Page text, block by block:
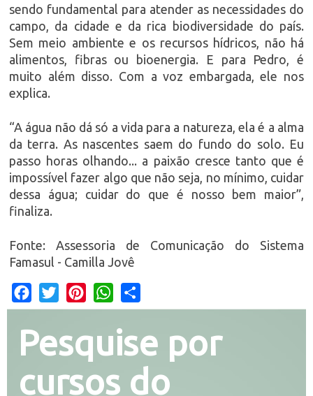
sendo fundamental para atender as necessidades do
campo, da cidade e da rica biodiversidade do país.
Sem meio ambiente e os recursos hídricos, não há
alimentos, fibras ou bioenergia. E para Pedro, é
muito além disso. Com a voz embargada, ele nos
explica.
“A água não dá só a vida para a natureza, ela é a alma
da terra. As nascentes saem do fundo do solo. Eu
passo horas olhando... a paixão cresce tanto que é
impossível fazer algo que não seja, no mínimo, cuidar
dessa água; cuidar do que é nosso bem maior”,
finaliza.
Fonte: Assessoria de Comunicação do Sistema
Famasul - Camilla Jovê
Facebook
Twitter PinterestWhatsApp
Pesquise por
cursos do